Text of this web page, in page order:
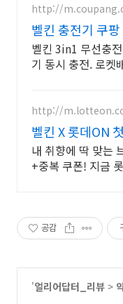
http://
벨킨 충전기 쿠
구매
벨킨 3in1 무선충
기 동시 충전. 로켓
http://
벨킨 X 롯데ON
원 혜택!
내 취향에 딱 맞는
+중복 쿠폰! 지금
공감
'얼리어답터_리뷰 >